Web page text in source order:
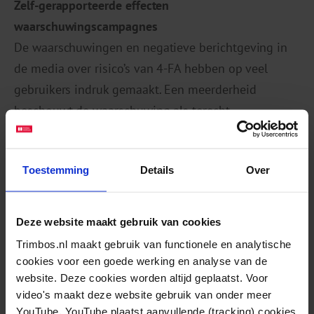
Toestemming Details Over
Deze website maakt gebruik van cookies
Trimbos.nl maakt gebruik van functionele en analytische
cookies voor een goede werking en analyse van de
website. Deze cookies worden altijd geplaatst. Voor
video's maakt deze website gebruik van onder meer
YouTube. YouTube plaatst aanvullende (tracking) cookies
Zelf-gerapporteerde effecten
waarschuwingscampagnes
De waarschuwingen en negatieve berichtgeving in
de media over risico’s van 4-FA hebben op veel
gebruikers indruk gemaakt. Een meerderheid
beschouwt de waarschuwing als terecht,
betrouwbaar en relevant. Voor tweederde van de
risicoperceptie. Dertig procent gaf aan te zijn
gestopt en 29 procent had het gebruik anderszins
aangepast.
Een kleine groep believers blijft 4-FA gebruiken
ondanks verboden, waarschuwingen en
gezondheidsproblemen. Zij informeren zich vaak